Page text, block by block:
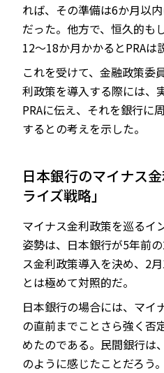
れば、その準備は6か月以
だった。他方で、恒久的も
12～18か月かかるとPRAは
これを受けて、金融政策委
利政策を導入する際には、
PRAに伝え、それを銀行に
するとの考えを示した。
日本銀行のマイナス
ライズ戦略」
マイナス金利政策を巡るイ
姿勢は、日本銀行が5年前
ス金利政策導入を決め、2
とは極めて対照的だ。
日本銀行の場合には、マイ
の直前までことさら強く否
めたのである。民間銀行は
のように感じたことだろう